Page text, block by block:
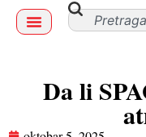
Da li